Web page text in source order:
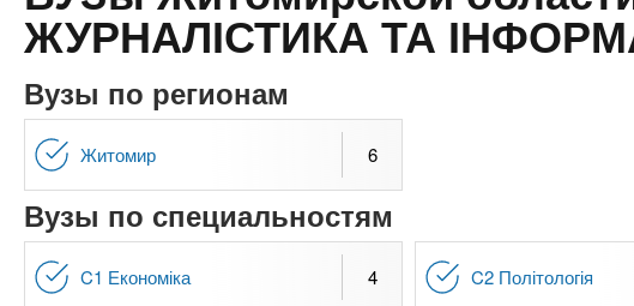
n
t
s
.
х
з
а
в
е
д
е
н
и
ЖУРНАЛІСТИКА ТА
Вузы по регионам
Житомир 6
Вузы по специальностям
C1 Економіка 4 C2 Політологія